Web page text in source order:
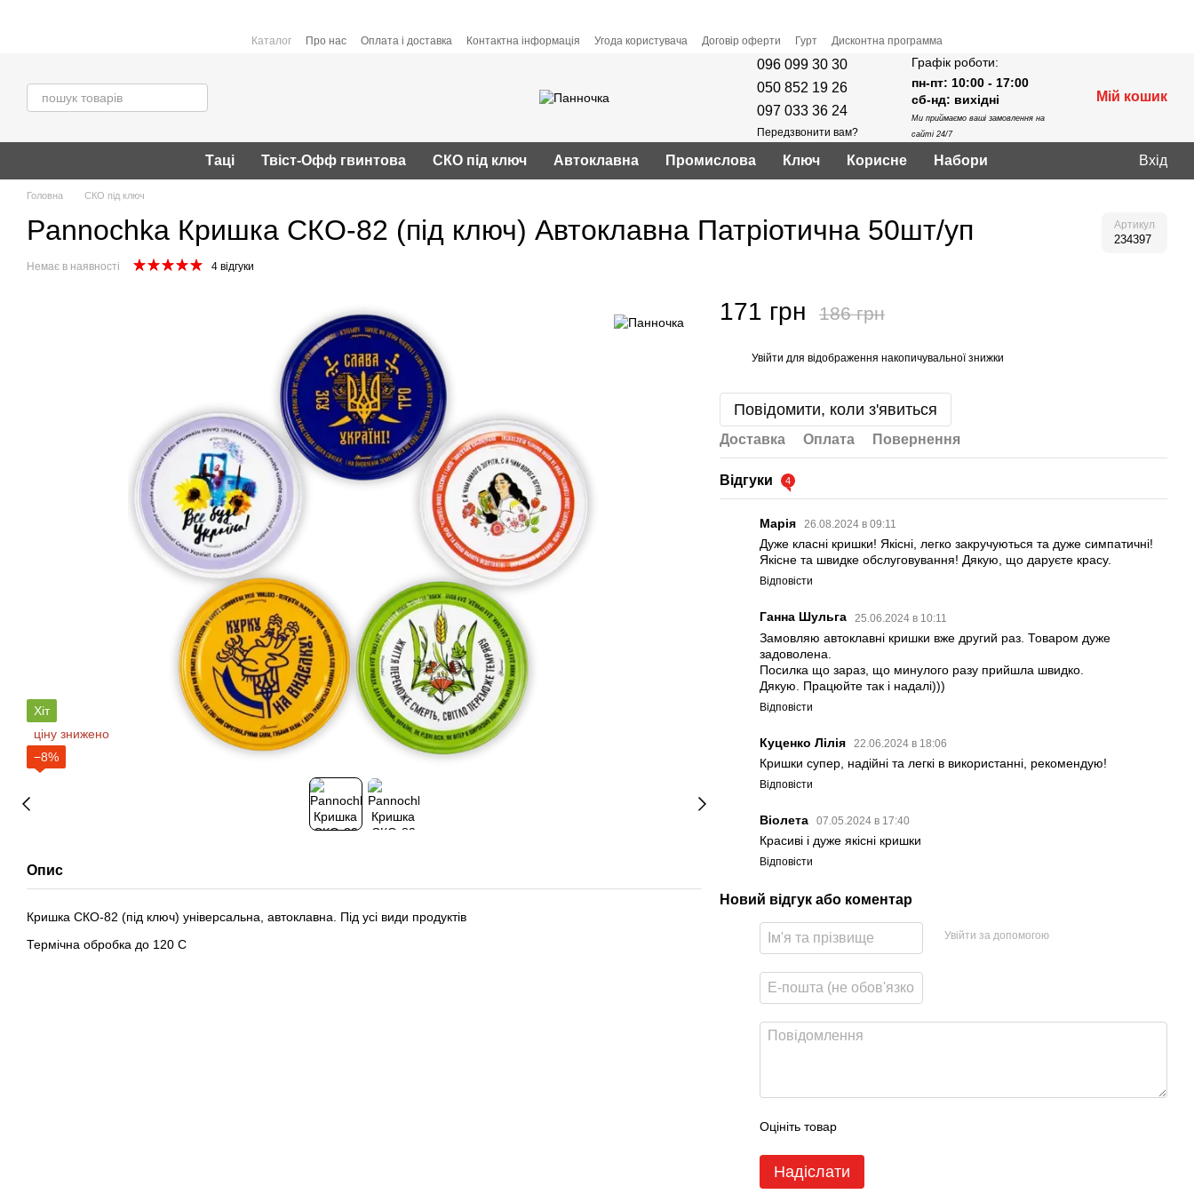
Каталог Про нас Оплата і доставка Контактна інформація Угода користувача Договір оферти Гурт Дисконтна программа
096 099 30 30
050 852 19 26
097 033 36 24
Передзвонити вам?
Графік роботи:
пн-пт: 10:00 - 17:00
сб-нд: вихідні
Ми приймаємо ваші замовлення на
сайті 24/7
Мій кошик
Таці Твіст-Офф гвинтова СКО під ключ Автоклавна Промислова Ключ Корисне Нaбори Вхід
Головна СКО під ключ
Pannochka Кришка СКО-82 (під ключ) Автоклавна Патріотична 50шт/уп Артикул
234397
Немає в наявності 4 відгуки
Хіт
ціну знижено
−8%
Опис
Кришка СКО-82 (під ключ) універсальна, автоклавна. Під усі види продуктів
Термічна обробка до 120 С
171 грн 186 грн
Увійти для відображення накопичувальної знижки
Повідомити, коли з'явиться
Доставка Оплата Повернення
Відгуки 4
Марія 26.08.2024 в 09:11
Дуже класні кришки! Якісні, легко закручуються та дуже симпатичні!
Якісне та швидке обслуговування! Дякую, що даруєте красу.
Відповісти
Ганна Шульга 25.06.2024 в 10:11
Замовляю автоклавні кришки вже другий раз. Товаром дуже
задоволена.
Посилка що зараз, що минулого разу прийшла швидко.
Дякую. Працюйте так і надалі)))
Відповісти
Куценко Лілія 22.06.2024 в 18:06
Кришки супер, надійні та легкі в використанні, рекомендую!
Відповісти
Віолета 07.05.2024 в 17:40
Красиві і дуже якісні кришки
Відповісти
Новий відгук або коментар
Увійти за допомогою
Оцініть товар
Надіслати